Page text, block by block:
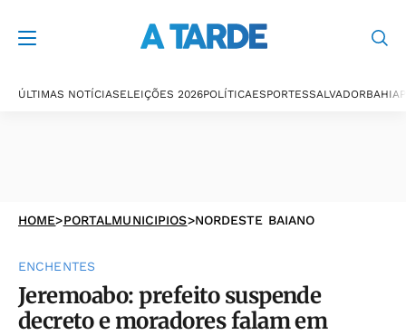
ÚLTIMAS NOTÍCIASELEIÇÕES 2026POLÍTICAESPORTESSALVADORBAHIA
HOME>PORTALMUNICIPIOS>NORDESTE BAIANO
ENCHENTES
Jeremoabo: prefeito suspende
decreto e moradores falam em